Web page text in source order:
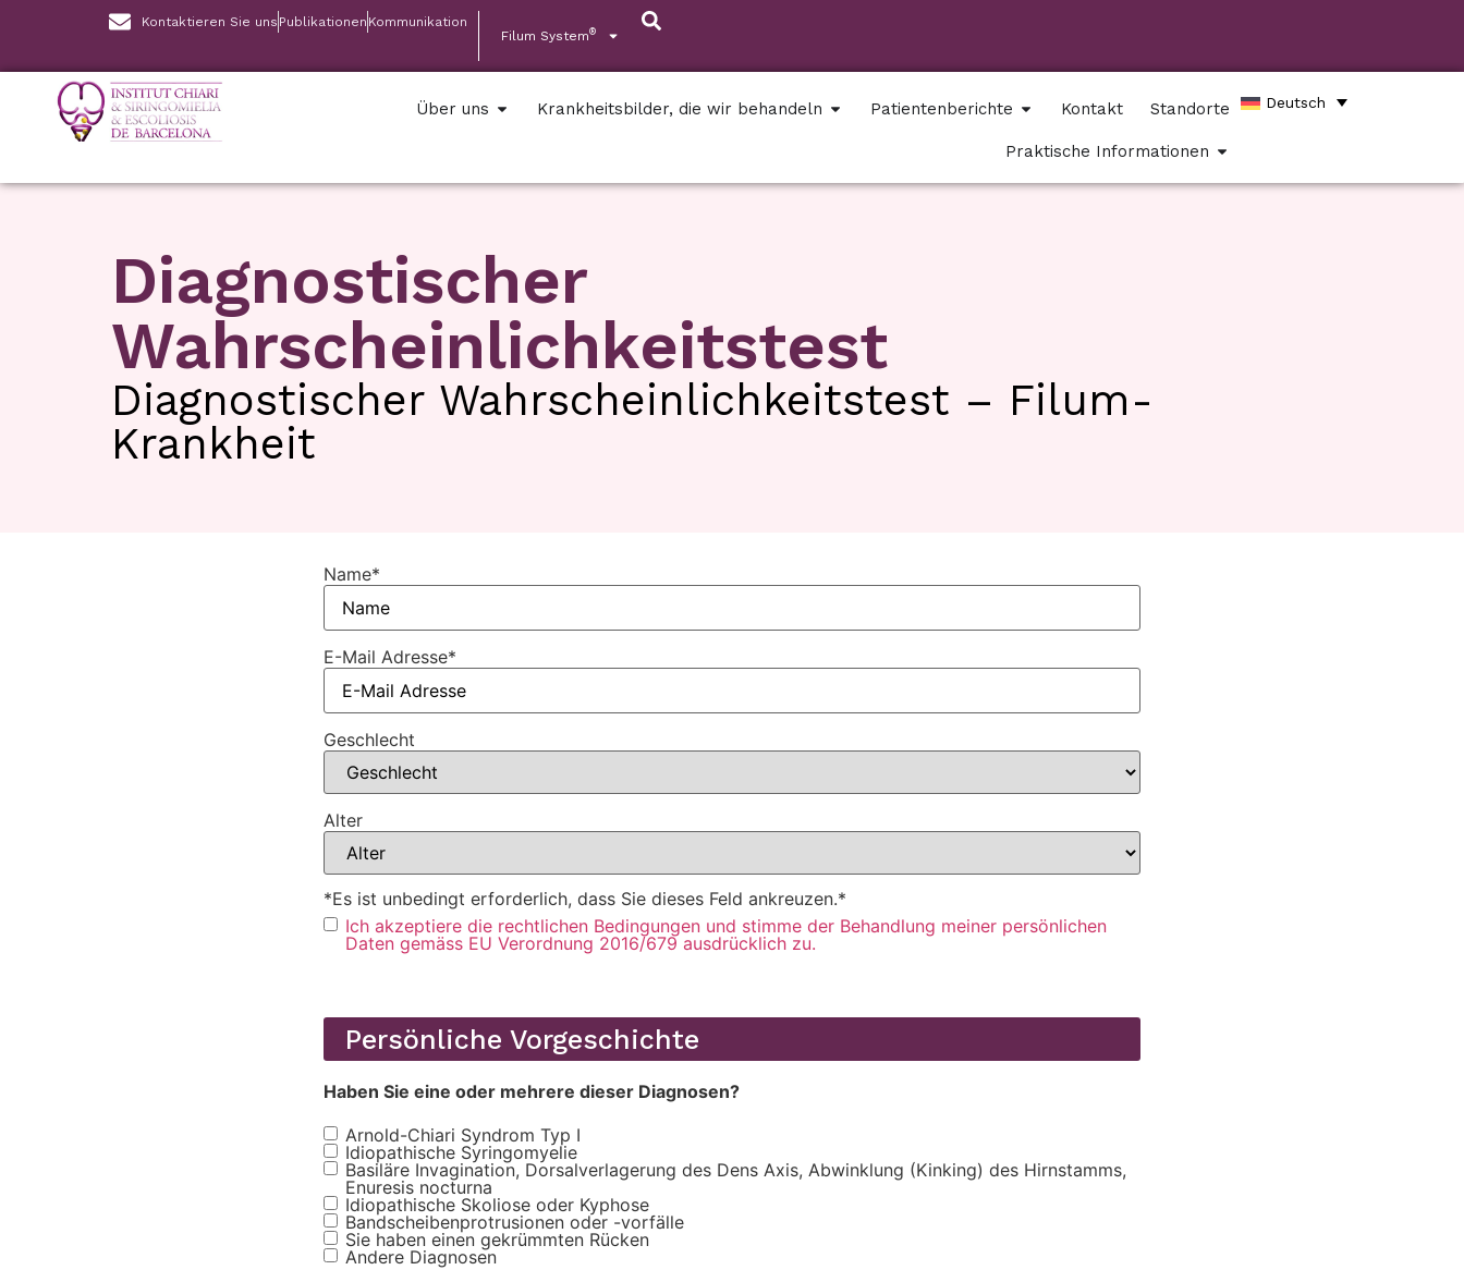
Kontaktieren Sie uns Publikationen Kommunikation
Filum System®
Über uns Krankheitsbilder, die wir behandeln Patientenberichte Kontakt Standorte
Praktische Informationen
Deutsch
Diagnostischer
Wahrscheinlichkeitstest
Diagnostischer Wahrscheinlichkeitstest – Filum-
Krankheit
Name*
E-Mail Adresse*
Geschlecht
Alter
*Es ist unbedingt erforderlich, dass Sie dieses Feld ankreuzen.*
Ich akzeptiere die rechtlichen Bedingungen und stimme der Behandlung meiner persönlichen
Daten gemäss EU Verordnung 2016/679 ausdrücklich zu.
Persönliche Vorgeschichte
Haben Sie eine oder mehrere dieser Diagnosen?
Antecedentes
personales
Arnold-Chiari Syndrom Typ I
Idiopathische Syringomyelie
Basiläre Invagination, Dorsalverlagerung des Dens Axis, Abwinklung (Kinking) des Hirnstamms,
Enuresis nocturna
Idiopathische Skoliose oder Kyphose
Bandscheibenprotrusionen oder -vorfälle
Sie haben einen gekrümmten Rücken
Andere Diagnosen